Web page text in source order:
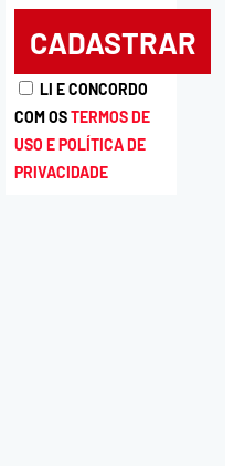
LI E CONCORDO
COM OSTERMOS DE
USO E POLÍTICA DE
PRIVACIDADE